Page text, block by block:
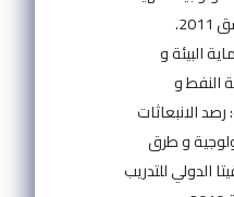
البيئة و
النفط و
رصد الانبعاثات
و طرق
الدولي للتدريب